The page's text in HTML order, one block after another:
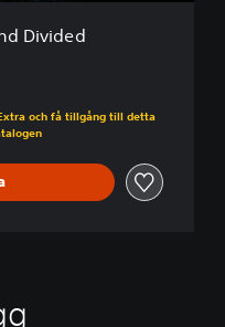
Divided
på 329.00 Kr
och få tillgång till detta